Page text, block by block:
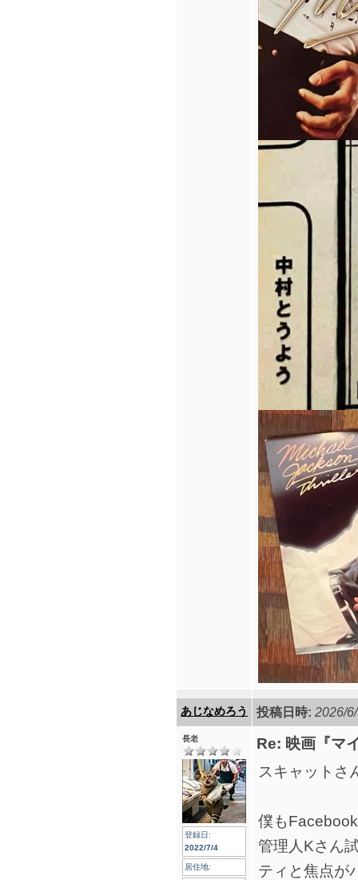
あじなめろう 投稿日時: 2026/
長老
登録日:
2022/7/4
居住地:
Re: 映画『マ
スキャットさ
僕も
管理人Kさん
ティと焦点が